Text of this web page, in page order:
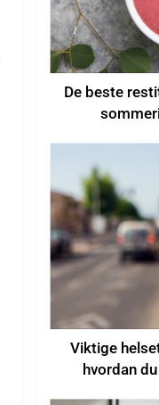
De beste
Viktige
hvordan